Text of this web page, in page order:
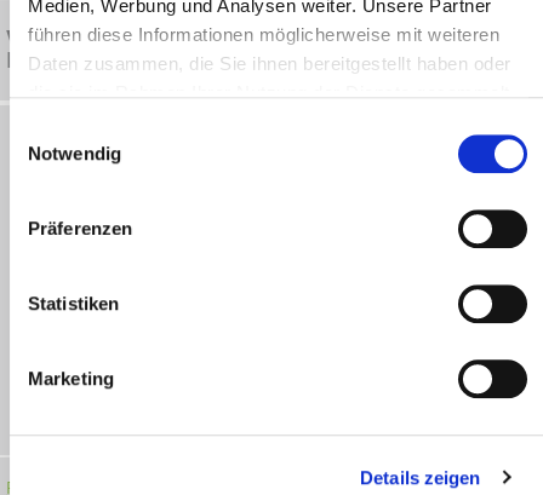
Medien, Werbung und Analysen weiter. Unsere Partner
führen diese Informationen möglicherweise mit weiteren
Daten zusammen, die Sie ihnen bereitgestellt haben oder
Notwendig
Präferenzen
Statistiken
Marketing
Details zeigen
Via Nano – Talker auf iPhone-Basis –
Kommunikationshilfe App
Produkt ansehen